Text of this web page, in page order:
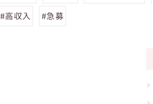
#高収入 #急募